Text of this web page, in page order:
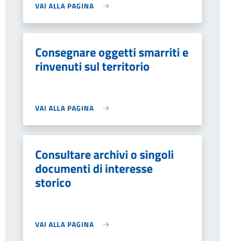
VAI ALLA PAGINA
Consegnare oggetti smarriti e
rinvenuti sul territorio
VAI ALLA PAGINA
Consultare archivi o singoli
documenti di interesse
storico
VAI ALLA PAGINA